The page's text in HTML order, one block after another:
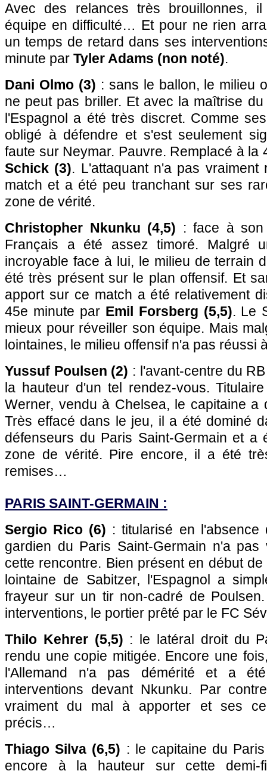
Avec des relances très brouillonnes,
équipe en difficulté… Et pour ne rien
un temps de retard dans ses
minute par Tyler Adams (non noté).
Dani Olmo (3) : sans le ballon, le milieu
ne peut pas briller. Et avec la maîtrise
l'Espagnol a été très discret. Comme
obligé à défendre et s'est seulement
faute sur Neymar. Pauvre. Remplacé à la
Schick (3). L'attaquant n'a pas
match et a été peu tranchant sur ses
zone de vérité.
Christopher Nkunku (4,5) : face à son
Français a été assez timoré. Malgré
incroyable face à lui, le milieu de terrain
été très présent sur le plan offensif. Et
apport sur ce match a été relativement
45e minute par Emil Forsberg (5,5). Le
mieux pour réveiller son équipe. Mais
lointaines, le milieu offensif n'a pas réussi
Yussuf Poulsen (2) : l'avant-centre du
la hauteur d'un tel rendez-vous.
Werner, vendu à Chelsea, le capitaine a
Très effacé dans le jeu, il a été dominé
défenseurs du Paris Saint-Germain et a
zone de vérité. Pire encore, il a été
remises…
PARIS SAINT-GERMAIN :
Sergio Rico (6) : titularisé en
gardien du Paris Saint-Germain n'a pas
cette rencontre. Bien présent en début
lointaine de Sabitzer, l'Espagnol a
frayeur sur un tir non-cadré de
interventions, le portier prêté par le FC
Thilo Kehrer (5,5) : le latéral droit du
rendu une copie mitigée. Encore une
l'Allemand n'a pas démérité et a
interventions devant Nkunku. Par
vraiment du mal à apporter et ses
précis…
Thiago Silva (6,5) : le capitaine du
encore à la hauteur sur cette demi-